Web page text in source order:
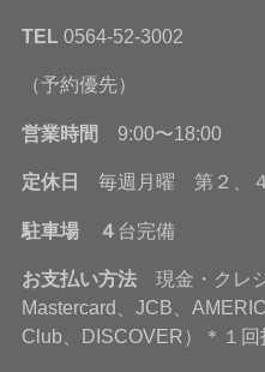
TEL 0564-52-3002
（予約優先）
営業時間 9:00〜18:00
定休日 毎週月曜 第２、
駐車場 ４ 台完備
お支払い方法現金・クレジ
Mastercard、JCB、
Club、DISCOVER）＊１回